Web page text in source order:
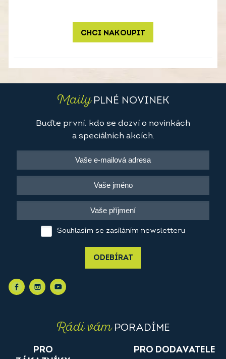
CHCI NAKOUPIT
MailyPLNÉ NOVINEK
Buďte první, kdo se dozví o novinkách
a speciálních akcích.
Souhlasím se zasíláním newsletteru
ODEBÍRAT
Rádi vámPORADÍME
PRO
PRO DODAVATELE